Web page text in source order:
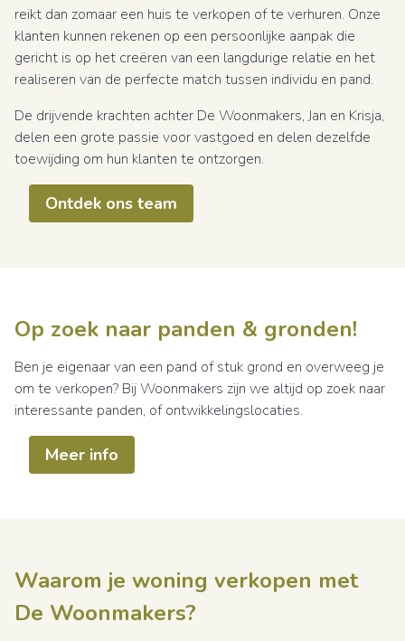
reikt dan zomaar een huis te verkopen of te verhuren. Onze
klanten kunnen rekenen op een persoonlijke aanpak die
gericht is op het creëren van een langdurige relatie en het
realiseren van de perfecte match tussen individu en pand.
De drijvende krachten achter De Woonmakers, Jan en Krisja,
delen een grote passie voor vastgoed en delen dezelfde
toewijding om hun klanten te ontzorgen.
Ontdek ons team
Op zoek naar panden & gronden!
Ben je eigenaar van een pand of stuk grond en overweeg je
om te verkopen? Bij Woonmakers zijn we altijd op zoek naar
interessante panden, of ontwikkelingslocaties.
Meer info
Waarom je woning verkopen met
De Woonmakers?